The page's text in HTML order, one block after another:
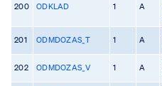
200 ODKLAD 1 A
201 ODMDOZAS_T 1 A
202 ODMDOZAS_V 1 A